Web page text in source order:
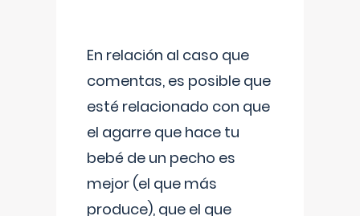
En relación al caso que
comentas, es posible que
esté relacionado con que
el agarre que hace tu
bebé de un pecho es
mejor (el que más
produce), que el que